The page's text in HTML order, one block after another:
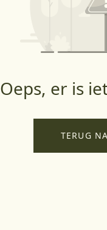
Oeps, er is
TERUG